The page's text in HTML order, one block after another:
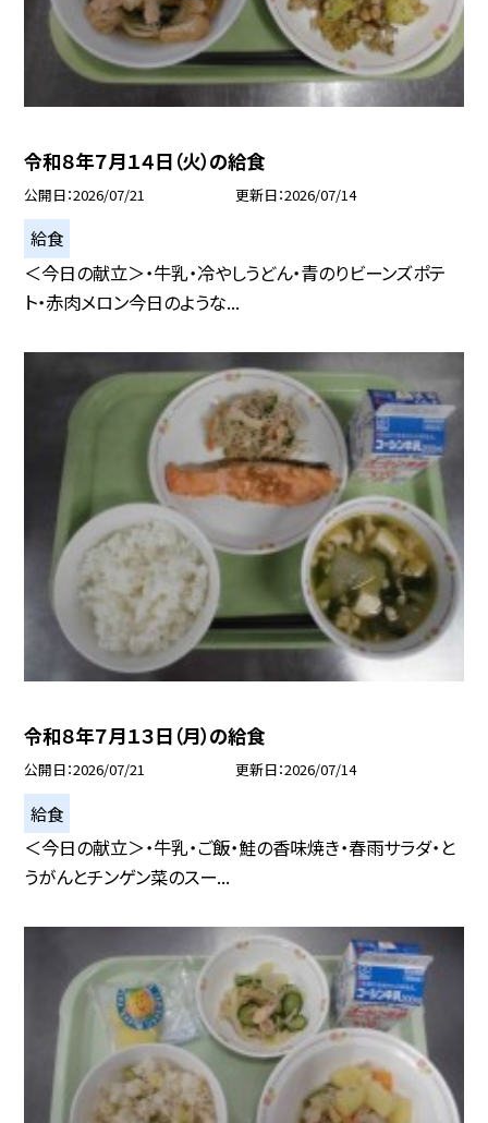
令和８年７月１４日（火）の給食
公開日 2026/07/21 更新日 2026/07/14
給食
＜今日の献立＞・牛乳・冷やしうどん・青のりビーンズポテ
ト・赤肉メロン今日のような...
令和８年７月１３日（月）の給食
公開日 2026/07/21 更新日 2026/07/14
給食
＜今日の献立＞・牛乳・ご飯・鮭の香味焼き・春雨サラダ・と
うがんとチンゲン菜のスー...